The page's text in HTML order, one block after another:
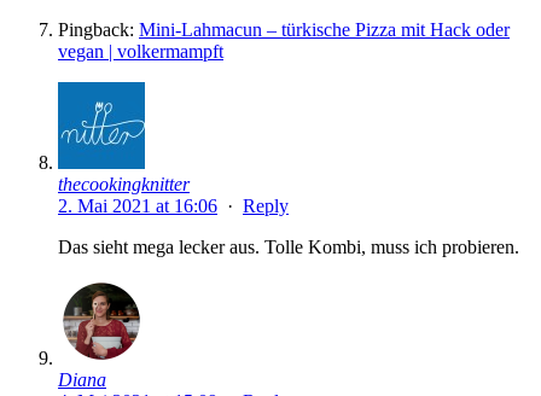
Pingback: Mini-Lahmacun – türkische Pizza mit Hack oder
vegan | volkermampft
thecookingknitter
2. Mai 2021 at 16:06 · Reply
Das sieht mega lecker aus. Tolle Kombi, muss ich probieren.
Diana